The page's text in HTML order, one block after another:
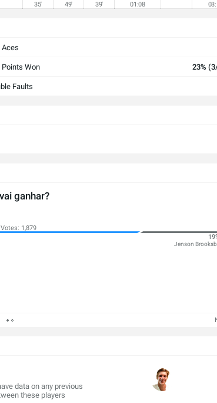
35' 49' 39' 01:08
Aces
Points Won 23%
Faults
ganhar?
1,879
Jenson
data on any previous
these players